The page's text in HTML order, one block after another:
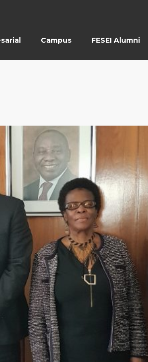
Campus FESEI Alumni